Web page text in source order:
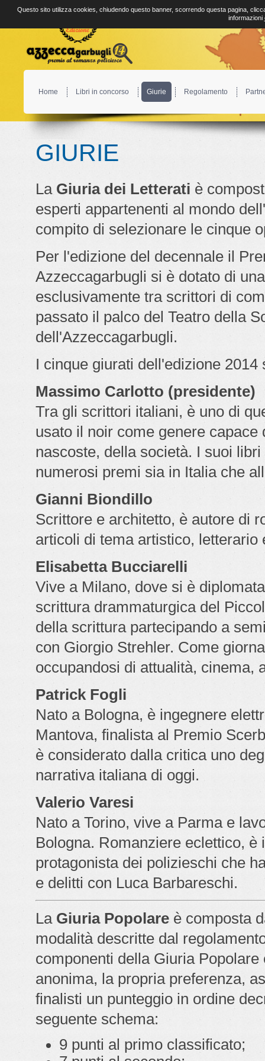
Home Libri in concorso Giurie Regolamento
GIURIE
La Giuria dei Letterati è
esperti appartenenti al mondo
compito di selezionare le cinque
Per l'edizione del decennale il
Azzeccagarbugli si è dotato di
esclusivamente tra scrittori di
passato il palco del Teatro della
dell'Azzeccagarbugli.
I cinque giurati dell'edizione 2014
Massimo Carlotto (presidente)
Tra gli scrittori italiani, è uno di
usato il noir come genere
nascoste, della società. I suoi
numerosi premi sia in Italia che
Gianni Biondillo
Scrittore e architetto, è autore di
articoli di tema artistico,
Elisabetta Bucciarelli
Vive a Milano, dove si è
scrittura drammaturgica del
della scrittura partecipando a
con Giorgio Strehler. Come
occupandosi di attualità, cinema,
Patrick Fogli
Nato a Bologna, è ingegnere
Mantova, finalista al Premio
è considerato dalla critica uno
narrativa italiana di oggi.
Valerio Varesi
Nato a Torino, vive a Parma e
Bologna. Romanziere eclettico,
protagonista dei polizieschi che
e delitti con Luca Barbareschi.
La Giuria Popolare è composta
modalità descritte dal
componenti della Giuria
anonima, la propria preferenza,
finalisti un punteggio in ordine
seguente schema:
9 punti al primo classificato;
Questo sito utilizza cookies, chiudendo questo banner, scorrendo questa pagina,
informazioni